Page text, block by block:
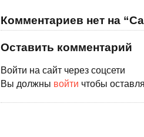
Комментариев нет на
Оставить комментарий
Войти на сайт через соцсети
Вы должны войти чтобы